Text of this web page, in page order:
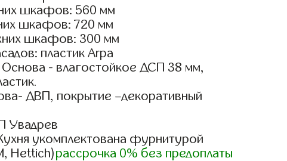
шкафов: 560 мм
шкафов: 720 мм
шкафов: 300 мм
пластик Arpa
- влагостойкое ДСП 38 мм,
ДВП, покрытие –декоративный
Увадрев
укомплектована фурнитурой
Hettich)рассрочка 0% без предоплаты